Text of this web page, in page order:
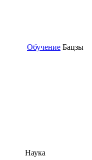
Обучение Бацзы
Наука